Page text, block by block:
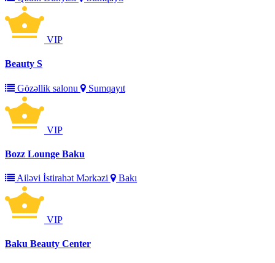
VIP
Beauty S
Gözəllik salonu Sumqayıt
VIP
Bozz Lounge Baku
Ailəvi İstirahət Mərkəzi Bakı
VIP
Baku Beauty Center